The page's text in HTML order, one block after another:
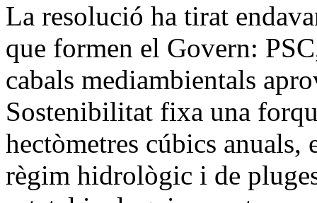
La resolució ha tirat
que formen el Govern:
cabals mediambientals
Sostenibilitat fixa una
hectòmetres cúbics
règim hidrològic i de